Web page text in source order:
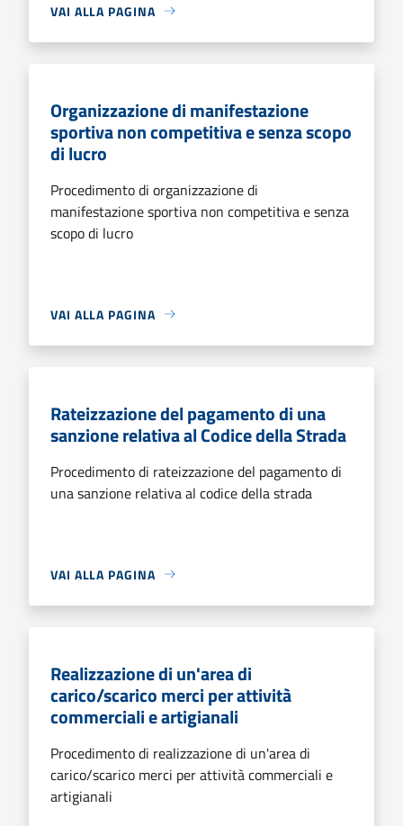
VAI ALLA PAGINA
Organizzazione di manifestazione
sportiva non competitiva e senza scopo
di lucro
Procedimento di organizzazione di
manifestazione sportiva non competitiva e senza
scopo di lucro
VAI ALLA PAGINA
Rateizzazione del pagamento di una
sanzione relativa al Codice della Strada
Procedimento di rateizzazione del pagamento di
una sanzione relativa al codice della strada
VAI ALLA PAGINA
Realizzazione di un'area di
carico/scarico merci per attività
commerciali e artigianali
Procedimento di realizzazione di un'area di
carico/scarico merci per attività commerciali e
artigianali